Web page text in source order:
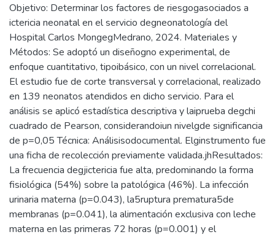
Objetivo: Determinar los factores de riesgogasociados a
ictericia neonatal en el servicio degneonatología del
Hospital Carlos MongegMedrano, 2024. Materiales y
Métodos: Se adoptó un diseñogno experimental, de
enfoque cuantitativo, tipoibásico, con un nivel correlacional.
El estudio fue de corte transversal y correlacional, realizado
en 139 neonatos atendidos en dicho servicio. Para el
análisis se aplicó estadística descriptiva y laiprueba degchi
cuadrado de Pearson, considerandoiun nivelgde significancia
de p=0,05 Técnica: Análisisodocumental. Elginstrumento fue
una ficha de recolección previamente validada.jhResultados:
La frecuencia degjictericia fue alta, predominando la forma
fisiológica (54%) sobre la patológica (46%). La infección
urinaria materna (p=0.043), la5ruptura prematura5de
membranas (p=0.041), la alimentación exclusiva con leche
materna en las primeras 72 horas (p=0.001) y el